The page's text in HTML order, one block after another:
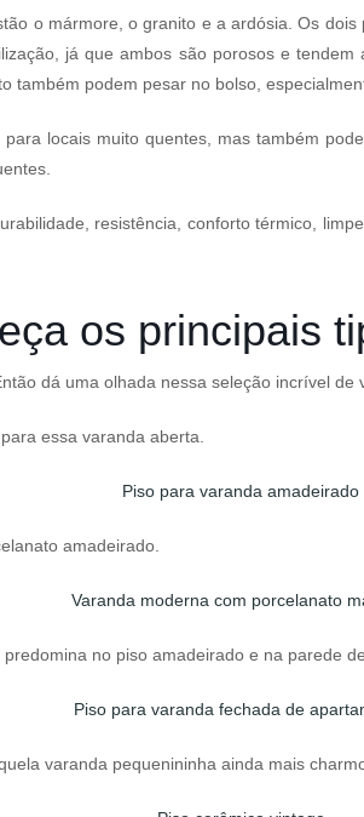
o mármore, o granito e a ardósia. Os
já que ambos são porosos e
podem pesar no bolso,
locais muito quentes, mas também
resistência, conforto térmico,
os principais
dá uma olhada nessa seleção incrível
essa varanda aberta.
amadeirado.
no piso amadeirado e na parede
varanda pequenininha ainda mais